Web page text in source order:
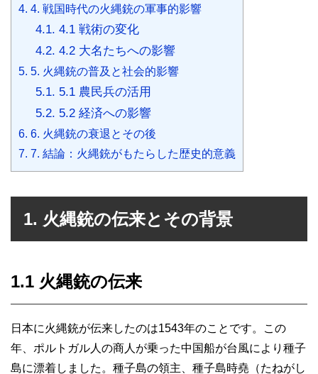
4. 4. 戦国時代の火縄銃の軍事的影響
4.1. 4.1 戦術の変化
4.2. 4.2 大名たちへの影響
5. 5. 火縄銃の普及と社会的影響
5.1. 5.1 農民兵の活用
5.2. 5.2 経済への影響
6. 6. 火縄銃の衰退とその後
7. 7. 結論：火縄銃がもたらした歴史的意義
1. 火縄銃の伝来とその背景
1.1 火縄銃の伝来
日本に火縄銃が伝来したのは1543年のことです。この
年、ポルトガル人の商人が乗った中国船が台風により種子
島に漂着しました。種子島の領主、種子島時堯（たねがし